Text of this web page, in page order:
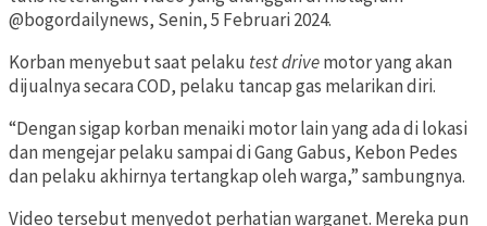
@bogordailynews, Senin, 5 Februari 2024.
Korban menyebut saat pelaku test drivemotor yang akan
dijualnya secara COD, pelaku tancap gas melarikan diri.
“Dengan sigap korban menaiki motor lain yang ada di lokasi
dan mengejar pelaku sampai di Gang Gabus, Kebon Pedes
dan pelaku akhirnya tertangkap oleh warga,” sambungnya.
Video tersebut menyedot perhatian warganet. Mereka pun